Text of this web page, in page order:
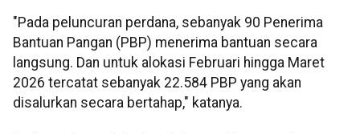
"Pada peluncuran perdana, sebanyak 90 Penerima
Bantuan Pangan (PBP) menerima bantuan secara
langsung. Dan untuk alokasi Februari hingga Maret
2026 tercatat sebanyak 22.584 PBP yang akan
disalurkan secara bertahap," katanya.